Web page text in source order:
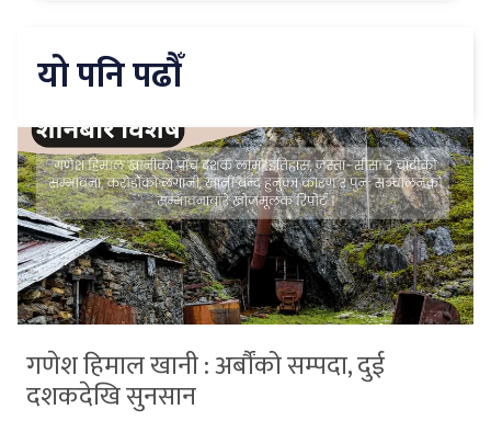
यो पनि पढौँ
गणेश हिमाल खानी : अर्बौंको सम्पदा, दुई
दशकदेखि सुनसान